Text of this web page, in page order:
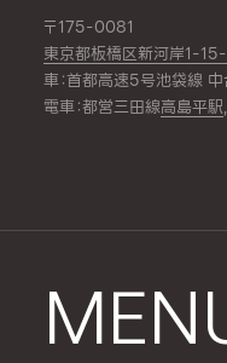
〒175-0081
東京都板橋区新河岸1-
車：首都高速5号池袋線
電車：都営三田線高島平駅